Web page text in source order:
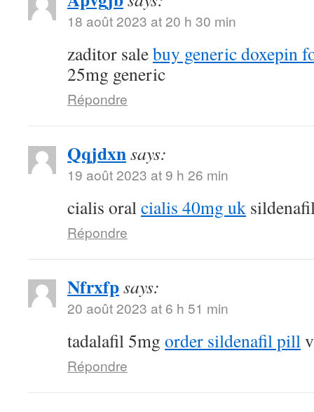
18 août 2023 at 20 h 30 min
zaditor salebuy generic doxepin
25mg generic
Répondre
Qqjdxnsays:
19 août 2023 at 9 h 26 min
cialis oralcialis 40mg uk
Répondre
Nfrxfpsays:
20 août 2023 at 6 h 51 min
tadalafil 5mg order sildenafil pill
Répondre